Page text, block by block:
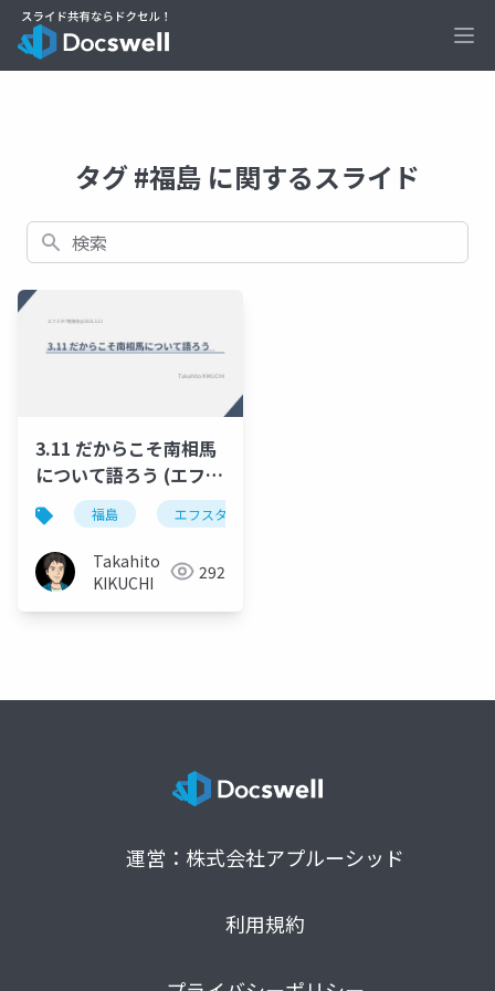
タグ #福島 に関するスライド
検索
3.11 だからこそ南相馬
について語ろう (エフス
タ!!勉強会@2023.3.11)
福島 エフスタ
Takahito
KIKUCHI
292
運営：株式会社アプルーシッド
利用規約